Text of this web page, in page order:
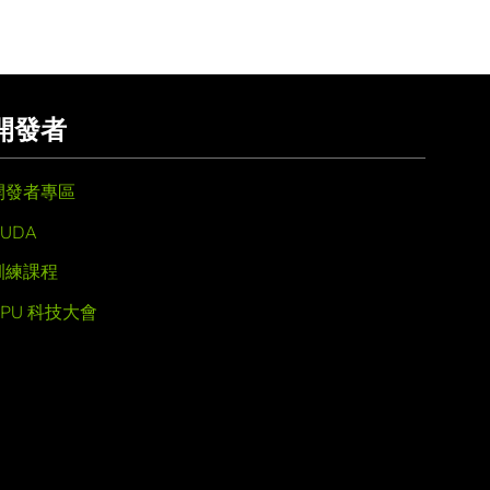
發者
發者專區
練課程
科技大會